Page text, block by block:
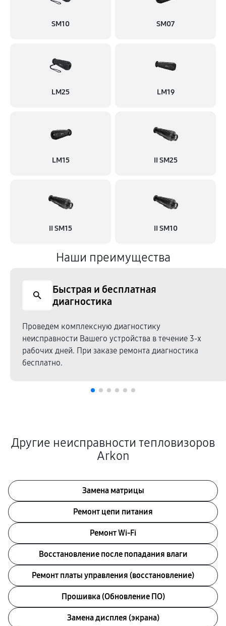
SM10 SM07
LM25 LM19
LM15 II SM25
II SM15 II SM10
Наши преимущества
Быстрая и бесплатная
диагностика
Проведем комплексную диагностику
неисправности Вашего устройства в течение 3-х
рабочих дней. При заказе ремонта диагностика
бесплатно.
Другие неисправности тепловизоров
Arkon
Замена матрицы
Ремонт цепи питания
Ремонт Wi-Fi
Восстановление после попадания влаги
Ремонт платы управления (восстановление)
Прошивка (Обновление ПО)
Замена дисплея (экрана)